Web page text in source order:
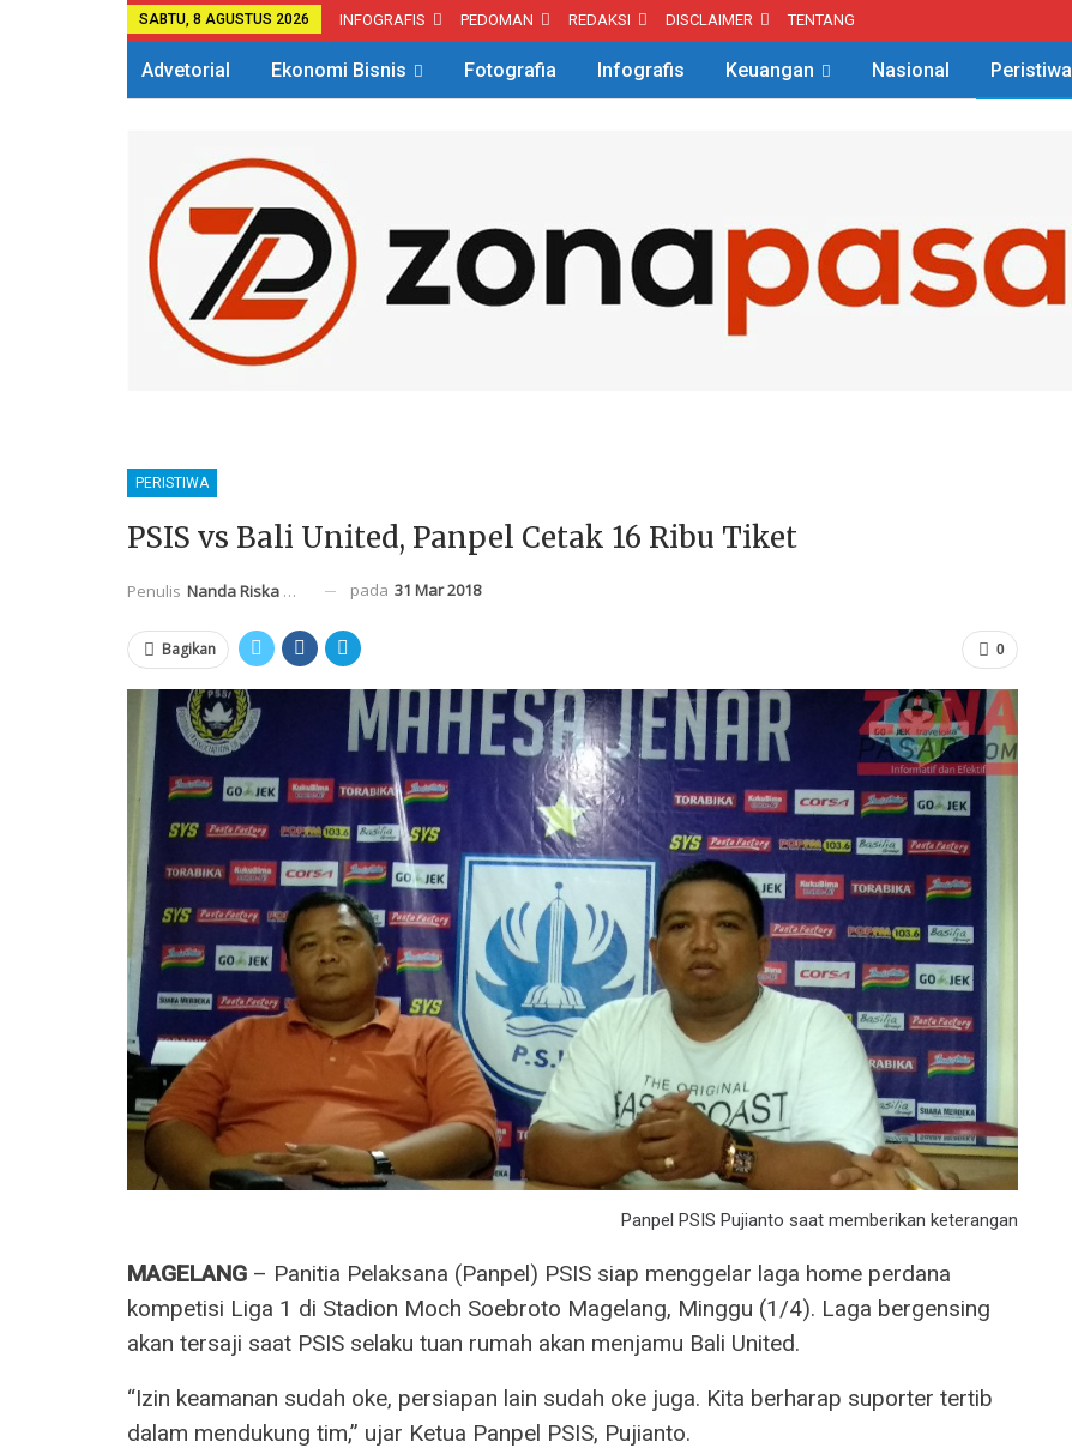
SABTU, 8 AGUSTUS 2026 INFOGRAFIS PEDOMAN REDAKSI DISCLAIMER TENTANG
Advetorial Ekonomi Bisnis Fotografia Infografis Keuangan Nasional Peristiwa
PERISTIWA
PSIS vs Bali United, Panpel Cetak 16 Ribu Tiket
Penulis Nanda Riska Mahendra pada 31 Mar 2018
0
Bagikan
Panpel PSIS Pujianto saat memberikan keterangan
MAGELANG – Panitia Pelaksana (Panpel) PSIS siap menggelar laga home perdana
kompetisi Liga 1 di Stadion Moch Soebroto Magelang, Minggu (1/4). Laga bergensing
akan tersaji saat PSIS selaku tuan rumah akan menjamu Bali United.
“Izin keamanan sudah oke, persiapan lain sudah oke juga. Kita berharap suporter tertib
dalam mendukung tim,” ujar Ketua Panpel PSIS, Pujianto.